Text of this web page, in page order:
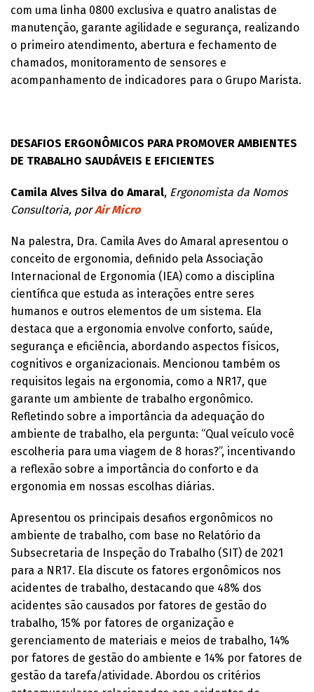
com uma linha 0800 exclusiva e quatro analistas de
manutenção, garante agilidade e segurança, realizando
o primeiro atendimento, abertura e fechamento de
chamados, monitoramento de sensores e
acompanhamento de indicadores para o Grupo Marista.
DESAFIOS ERGONÔMICOS PARA PROMOVER AMBIENTES
DE TRABALHO SAUDÁVEIS E EFICIENTES
Camila Alves Silva do Amaral, Ergonomista da Nomos
Consultoria, porAir Micro
Na palestra, Dra. Camila Aves do Amaral apresentou o
conceito de ergonomia, definido pela Associação
Internacional de Ergonomia (IEA) como a disciplina
científica que estuda as interações entre seres
humanos e outros elementos de um sistema. Ela
destaca que a ergonomia envolve conforto, saúde,
segurança e eficiência, abordando aspectos físicos,
cognitivos e organizacionais. Mencionou também os
requisitos legais na ergonomia, como a NR17, que
garante um ambiente de trabalho ergonômico.
Refletindo sobre a importância da adequação do
ambiente de trabalho, ela pergunta: “Qual veículo você
escolheria para uma viagem de 8 horas?”, incentivando
a reflexão sobre a importância do conforto e da
ergonomia em nossas escolhas diárias.
Apresentou os principais desafios ergonômicos no
ambiente de trabalho, com base no Relatório da
Subsecretaria de Inspeção do Trabalho (SIT) de 2021
para a NR17. Ela discute os fatores ergonômicos nos
acidentes de trabalho, destacando que 48% dos
acidentes são causados por fatores de gestão do
trabalho, 15% por fatores de organização e
gerenciamento de materiais e meios de trabalho, 14%
por fatores de gestão do ambiente e 14% por fatores de
gestão da tarefa/atividade. Abordou os critérios